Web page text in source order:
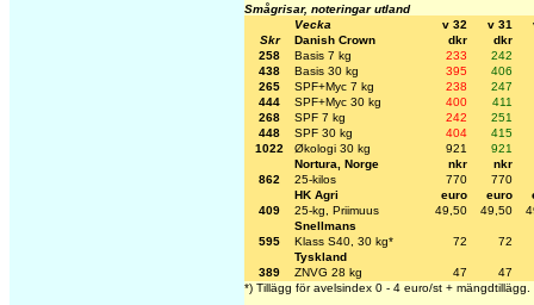
Smågrisar, noteringar utland
Vecka
v 32 v 31
Skr
Danish Crown dkr
dkr
258
Basis 7 kg 233
242
438
Basis 30 kg 395
406
265
SPF+Myc 7 kg 238
247
444
SPF+Myc 30 kg 400
411
268
SPF 7 kg 242
251
448
SPF 30 kg 404
415
1022
Økologi 30 kg 921
921
Nortura, Norge
nkr
nkr
862
25-kilos 770
770
HK Agri
euro euro
409
25-kg, Priimuus 49,50 49,50
Snellmans
595
Klass S40, 30 kg* 72
72
Tyskland
389
ZNVG 28 kg 47
47
*) Tillägg för avelsindex 0 - 4 euro/st + mängdtillägg.